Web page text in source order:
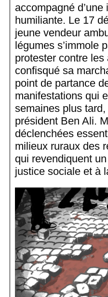
accompagné
humiliante. Le 17
jeune vendeur
légumes s’immole
protester contre
confisqué sa
point de partance
manifestations qui
semaines plus
président Ben Ali.
déclenchées
milieux ruraux des
qui revendiquent
justice sociale et à